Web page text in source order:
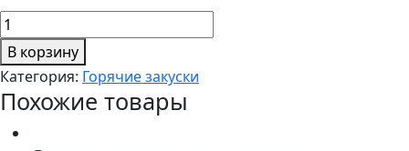
Количество
товара
Свиной
шашлычок
на
шпажке
В корзину
Категория: Горячие закуски
Похожие товары